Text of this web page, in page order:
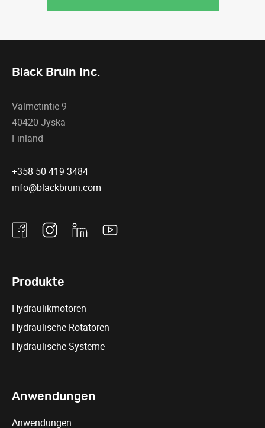
Black Bruin Inc.
Valmetintie 9
40420 Jyskä
Finland
+358 50 419 3484
info@blackbruin.com
FacebookInstagramLinkedinYoutube
Produkte
Hydraulikmotoren
Hydraulische Rotatoren
Hydraulische Systeme
Anwendungen
Anwendungen